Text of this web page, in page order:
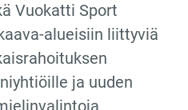
Vuokatti Sport
alueisiin liittyviä
ja uuden